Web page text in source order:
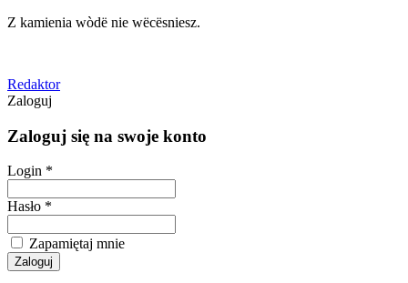
Z kamienia wòdë nie wëcësniesz.
Redaktor
Zaloguj
Zaloguj się na swoje konto
Login *
Hasło *
Zapamiętaj mnie